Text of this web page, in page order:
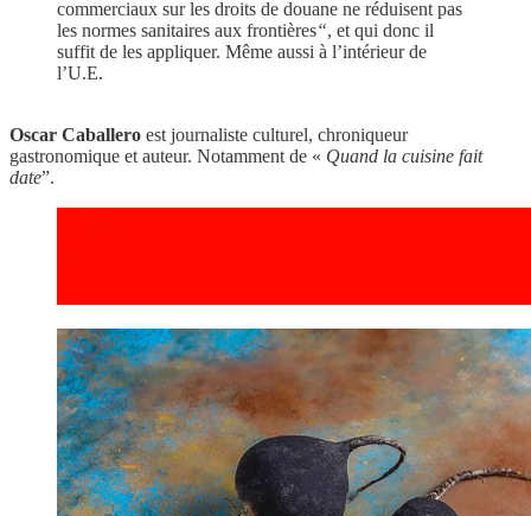
commerciaux sur les droits de douane ne réduisent pas
les normes sanitaires aux frontières“, et qui donc il
suffit de les appliquer. Même aussi à l’intérieur de
l’U.E.
Oscar Caballero est journaliste culturel, chroniqueur
gastronomique et auteur. Notamment de « Quand la cuisine fait
date”.